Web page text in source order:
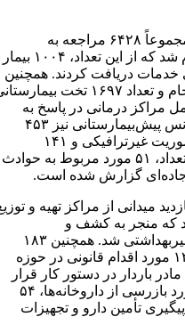
بر اساس آمار ثبت‌شده، در این روز مجموعاً ۶۴۲۸ مراجعه به
اورژانس‌های بیمارستانی استان انجام شد که از این تعداد، ۱۰۰۴ بیمار
خدمات دریافت کردند. همچنین
۷۳ عمل جراحی در مراکز درمانی انجام و تعداد ۱۶۹۷ تخت بیمارستانی
درمانی در پاسخ به
نیازهای درمانی است. در حوزه اورژانس پیش‌بیمارستانی نیز ۴۵۳
مأموریت ثبت شد که شامل ۳۱۲ مأموریت غیرترافیکی و ۱۴۱
مأموریت ترافیکی بوده است. از این تعداد، ۵۱ مورد مربوط به حوادث
نظارت‌های بهداشتی، ۹۰۴ بازدید میدانی از مراکز تهیه و توزیع
که منجر به کشف و
معدوم‌سازی ۲۱۵ مورد مواد غذایی غیربهداشتی شد. همچنین ۱۸۳
مورد کنترل بهداشت آب آشامیدنی، ۱۳ مورد اقدام قانونی در حوزه
محیط و پیگیری وضعیت ۴۳ مادر باردار در دستور کار قرار
گرفت. در حوزه غذا و دارو نیز ۲۷ مورد بازرسی از داروخانه‌ها، ۵۴
تولیدی و ۴۹ مورد پیگیری تأمین دارو و تجهیزات